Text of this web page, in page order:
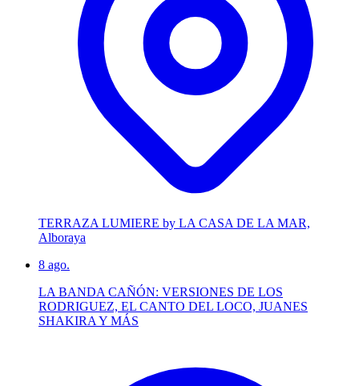
TERRAZA LUMIERE by LA CASA DE LA MAR,
Alboraya
8 ago.
LA BANDA CAÑÓN: VERSIONES DE LOS
RODRIGUEZ, EL CANTO DEL LOCO, JUANES
SHAKIRA Y MÁS